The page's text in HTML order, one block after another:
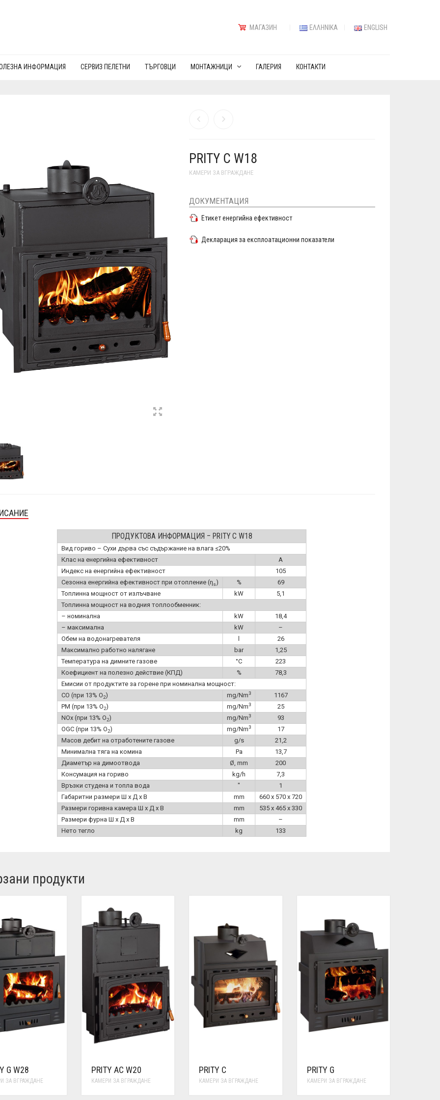
МАГАЗИН ΕΛΛΗΝΙΚΆ ENGLISH
ИНФОРМАЦИЯ СЕРВИЗ ПЕЛЕТНИ ТЪРГОВЦИ МОНТАЖНИЦИ ГАЛЕРИЯ КОНТАКТИ
PRITY C W18
КАМЕРИ ЗА ВГРАЖДАНЕ
ДОКУМЕНТАЦИЯ
Етикет енергийна ефективност
Декларация за експлоатационни показатели
ПРОДУКТОВА ИНФОРМАЦИЯ – PRITY C W18
Вид гориво – Сухи дърва със съдържание на влага ≤20%
Клас на енергийна ефективност
A
Индекс на енергийна ефективност
105
Сезонна енергийна ефективност при отопление (ηs) %
69
Топлинна мощност от излъчване
kW
5,1
Топлинна мощност на водния топлообменник:
– номинална
kW
18,4
– максимална
kW
–
Обем на водонагревателя
26
Максимално работно налягане
bar
1,25
Температура на димните газове
°C
223
Коефициент на полезно действие (КПД)
%
78,3
Емисии от продуктите за горене при номинална мощност:
CO (при 13% O2) mg/Nm3
1167
PM (при 13% O2) mg/Nm3
25
NOx (при 13% O2) mg/Nm3
93
OGC (при 13% O2) mg/Nm3
17
Масов дебит на отработените газове
g/s
21,2
Минимална тяга на комина
Pa
13,7
Диаметър на димоотвода
Ø, mm
200
Консумация на гориво
kg/h
7,3
Връзки студена и топла вода
″
1
Габаритни размери Ш x Д x В
mm
660 x 570 x 720
Размери горивна камера Ш x Д x В
mm
535 x 465 x 330
Размери фурна Ш x Д x В
mm
–
Нето тегло
kg 133
продукти
G W28
ЗА ВГРАЖДАНЕ
PRITY AC W20
КАМЕРИ ЗА ВГРАЖДАНЕ
PRITY C
КАМЕРИ ЗА ВГРАЖДАНЕ
PRITY G
КАМЕРИ ЗА ВГРАЖДАНЕ